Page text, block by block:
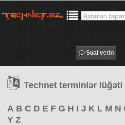
Sual verin
Technet terminlər lüğəti
A B C D E F G H I J K L M N
Y Z